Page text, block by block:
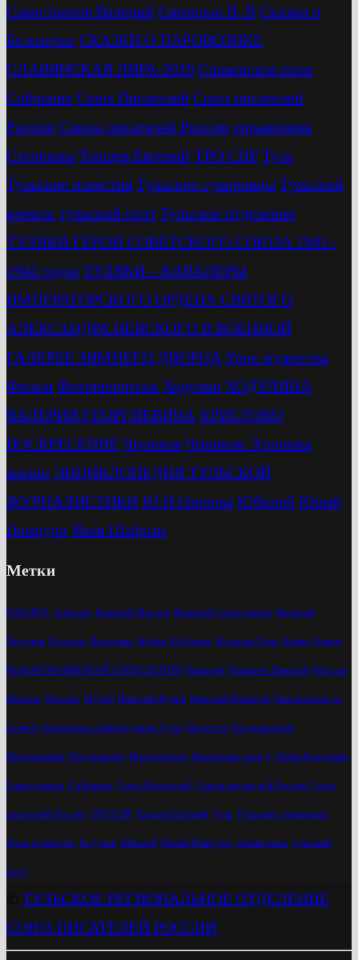
Савостьянов Валерий Синицын В. В Сказки о
Белозерке СКАЗКИ О ПАРОВОЗИКЕ
СЛАВЯНСКАЯ ЛИРА-2019 Словенское поле
Собрание Союз Писателей Союз писателей
России Союза писателей России справочник
Стечкины Трещев Евгений ТРО СПР Тула
Тульские известия Тульские суворовцы Тульский
кремль тульский поэт Тульское отделение
ТУЛЯКИ ГЕРОИ СОВЕТСКОГО СОЮЗА 1941–
1942 годов ТУЛЯКИ – КАВАЛЕРЫ
ИМПЕРАТОРСКОГО ОРДЕНА СВЯТОГО
АЛЕКСАНДРА НЕВСКОГО В ВОЕННОЙ
ГАЛЕРЕЕ ЗИМНЕГО ДВОРЦА Урок мужества
Фильм Фоторепортаж Ходулин ХОДУЛИНА
ВАЛЕРИЯ ГЕОРГИЕВИЧА ХРИСТОВО
ВОСКРЕСЕНИЕ Чириков Чириков. Хроника
жизни ЭНЦИКЛОПЕДИЯ ТУЛЬСКОЙ
ЖУРНАЛИСТИКИ Ю.Н.Озерова Юбилей Юрий
Цкипури Яков Шафран
Метки
8 МАРТА Алексин Валерий Маслов Валерий Савостьянов Валерий
Ходулин Встреча Выставка Жуков Из Книги История Тулы Книга Книги
МАКАРОВ НИКОЛАЙ АЛЕКСЕЕВИЧ Макаров Макаров Николай Маслов
Митинг Москва Музей Николай Жуков Николай Макаров Они воевали за
речкой Опалённые войной улицы Тулы Писатель Поздравление
Поздравляем Поздравляет Презентация Приокские зори С Днём Рождения
Савостьянов Собрание Союз Писателей Союза писателей России Союз
писателей России ТРО СПР Трещев Евгений Тула Тульские суворовцы
Урок мужества Ходулин Юбилей Юрий Цкипури справочник тульский
поэт
ТУЛЬСКОЕ РЕГИОНАЛЬНОЕ ОТДЕЛЕНИЕ
СОЮЗ ПИСАТЕЛЕЙ РОССИИ